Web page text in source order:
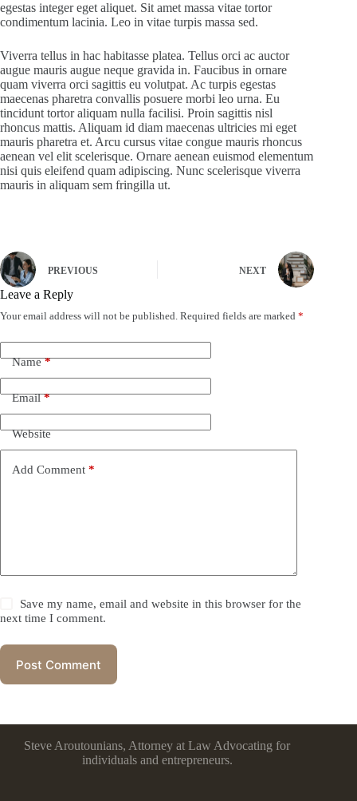
egestas integer eget aliquet. Sit amet massa vitae tortor
condimentum lacinia. Leo in vitae turpis massa sed.
Viverra tellus in hac habitasse platea. Tellus orci ac auctor
augue mauris augue neque gravida in. Faucibus in ornare
quam viverra orci sagittis eu volutpat. Ac turpis egestas
maecenas pharetra convallis posuere morbi leo urna. Eu
tincidunt tortor aliquam nulla facilisi. Proin sagittis nisl
rhoncus mattis. Aliquam id diam maecenas ultricies mi eget
mauris pharetra et. Arcu cursus vitae congue mauris rhoncus
aenean vel elit scelerisque. Ornare aenean euismod elementum
nisi quis eleifend quam adipiscing. Nunc scelerisque viverra
mauris in aliquam sem fringilla ut.
PREVIOUS NEXT
Leave a Reply
Your email address will not be published. Required fields are marked *
Name*
Email*
Website
Add Comment *
Save my name, email and website in this browser for the
next time I comment.
Post Comment
Steve Aroutounians, Attorney at Law Advocating for
individuals and entrepreneurs.